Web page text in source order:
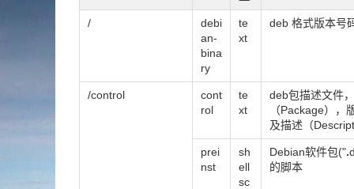
/
debi
an-
bina
ry
te
xt
deb 格式版本号
/control
cont
rol
te
xt
deb包描述文件
（Package），
及描述（
prei
nst
sh
ell
sc
Debian软件包(".
的脚本